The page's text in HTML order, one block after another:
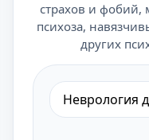
страхов и фобий,
психоза,
других
Неврология